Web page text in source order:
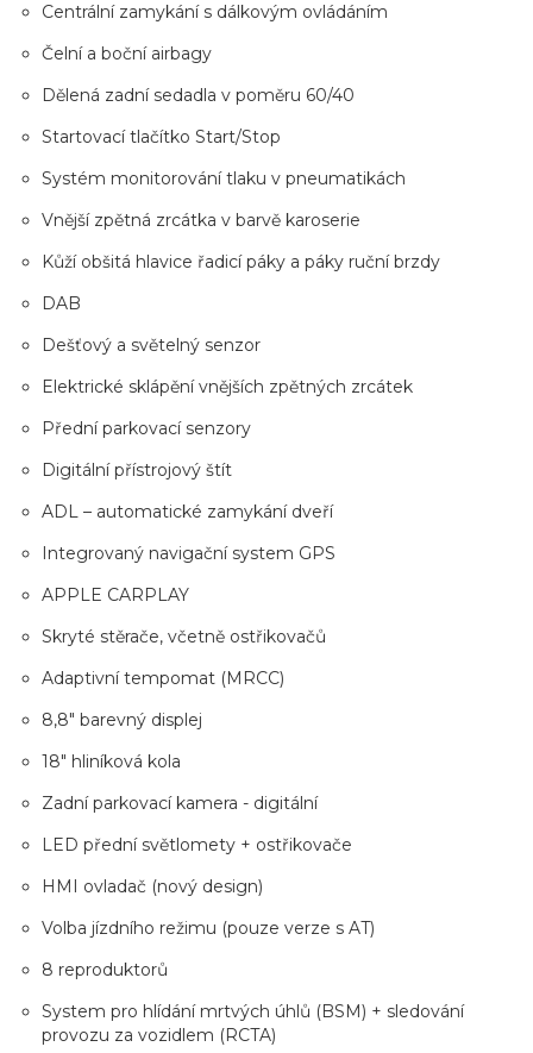
Centrální zamykání s dálkovým ovládáním
Čelní a boční airbagy
Dělená zadní sedadla v poměru 60/40
Startovací tlačítko Start/Stop
Systém monitorování tlaku v pneumatikách
Vnější zpětná zrcátka v barvě karoserie
Kůží obšitá hlavice řadicí páky a páky ruční brzdy
DAB
Dešťový a světelný senzor
Elektrické sklápění vnějších zpětných zrcátek
Přední parkovací senzory
Digitální přístrojový štít
ADL – automatické zamykání dveří
Integrovaný navigační system GPS
APPLE CARPLAY
Skryté stěrače, včetně ostřikovačů
Adaptivní tempomat (MRCC)
8,8" barevný displej
18" hliníková kola
Zadní parkovací kamera - digitální
LED přední světlomety + ostřikovače
HMI ovladač (nový design)
Volba jízdního režimu (pouze verze s AT)
8 reproduktorů
System pro hlídání mrtvých úhlů (BSM) + sledování
provozu za vozidlem (RCTA)